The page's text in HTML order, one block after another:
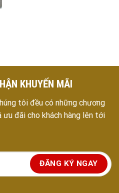
KHUYẾN MÃI
tôi đều có những chương
ưu đãi cho khách hàng lên tới